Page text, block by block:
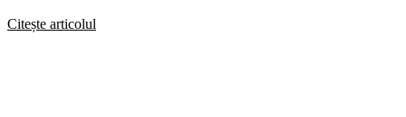
Citește articolul